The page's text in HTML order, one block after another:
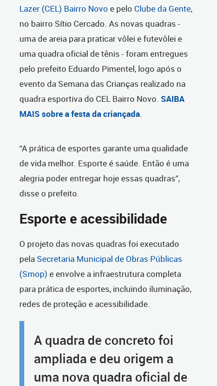
Lazer (CEL) Bairro Novo e pelo Clube da Gente,
no bairro Sítio Cercado. As novas quadras -
uma de areia para praticar vôlei e futevôlei e
uma quadra oficial de tênis - foram entregues
pelo prefeito Eduardo Pimentel, logo após o
evento da Semana das Crianças realizado na
quadra esportiva do CEL Bairro Novo. SAIBA
MAIS sobre a festa da criançada.
“A prática de esportes garante uma qualidade
de vida melhor. Esporte é saúde. Então é uma
alegria poder entregar hoje essas quadras”,
disse o prefeito.
Esporte e acessibilidade
O projeto das novas quadras foi executado
pela Secretaria Municipal de Obras Públicas
(Smop) e envolve a infraestrutura completa
para prática de esportes, incluindo iluminação,
redes de proteção e acessibilidade.
A quadra de concreto foi
ampliada e deu origem a
uma nova quadra oficial de